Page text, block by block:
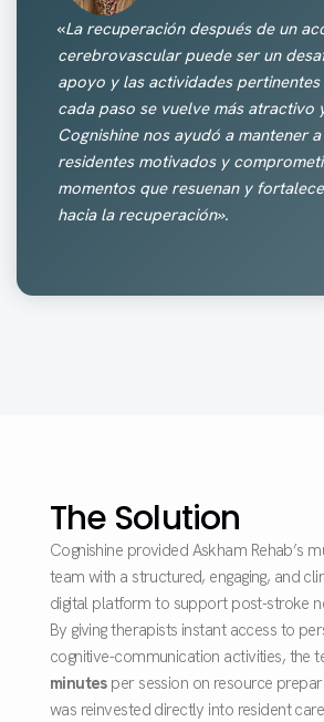
«La recuperación después de un
cerebrovascular puede ser un
apoyo y las actividades pertinentes
cada paso se vuelve más atractivo
Cognishine nos ayudó a mantener
residentes motivados y
momentos que resuenan y
hacia la recuperación».
The Solution
Cognishine provided Askham Rehab’s
team with a structured, engaging, and
digital platform to support post-stroke
By giving therapists instant access to
cognitive-communication activities, the
minutesper session on resource
was reinvested directly into resident